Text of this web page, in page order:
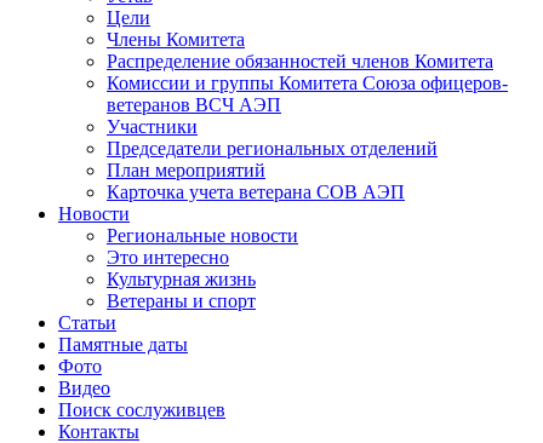
Цели
Члены Комитета
Распределение обязанностей членов Комитета
Комиссии и группы Комитета Союза офицеров-
ветеранов ВСЧ АЭП
Участники
Председатели региональных отделений
План мероприятий
Карточка учета ветерана CОВ АЭП
Новости
Региональные новости
Это интересно
Культурная жизнь
Ветераны и спорт
Статьи
Памятные даты
Фото
Видео
Поиск сослуживцев
Контакты